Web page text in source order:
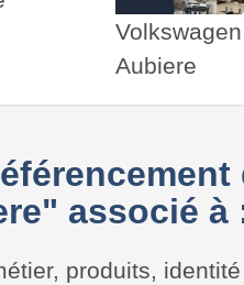
Volkswagen
Aubiere
associé à
produits,